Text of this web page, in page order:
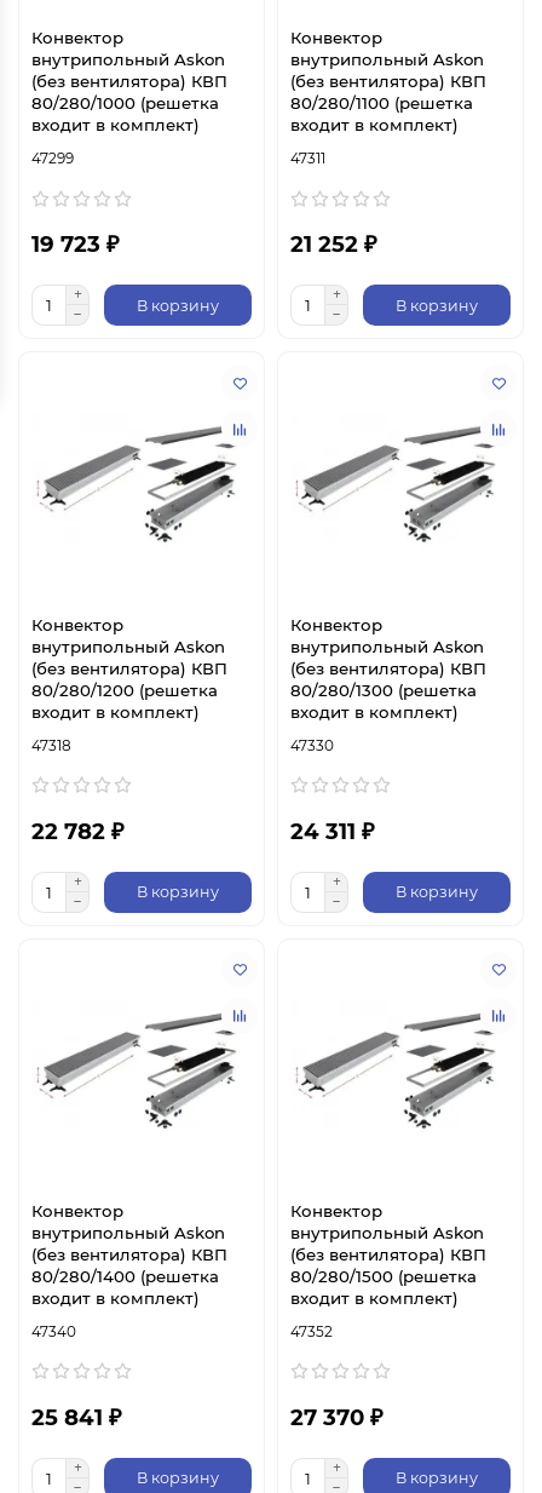
Конвектор
внутрипольный Askon
(без вентилятора) КВП
80/280/1000 (решетка
входит в комплект)
47299
19 723 ₽
В корзину
Конвектор
внутрипольный Askon
(без вентилятора) КВП
80/280/1100 (решетка
входит в комплект)
47311
21 252 ₽
В корзину
Конвектор
внутрипольный Askon
(без вентилятора) КВП
80/280/1200 (решетка
входит в комплект)
47318
22 782 ₽
В корзину
Конвектор
внутрипольный Askon
(без вентилятора) КВП
80/280/1300 (решетка
входит в комплект)
47330
24 311 ₽
В корзину
Конвектор
внутрипольный Askon
(без вентилятора) КВП
80/280/1400 (решетка
входит в комплект)
47340
25 841 ₽
В корзину
Конвектор
внутрипольный Askon
(без вентилятора) КВП
80/280/1500 (решетка
входит в комплект)
47352
27 370 ₽
В корзину